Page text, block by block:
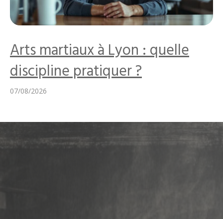
Arts martiaux à Lyon : quelle
discipline pratiquer ?
07/08/2026